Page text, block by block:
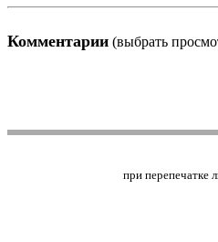
Комментарии (выбрать
при перепечатке